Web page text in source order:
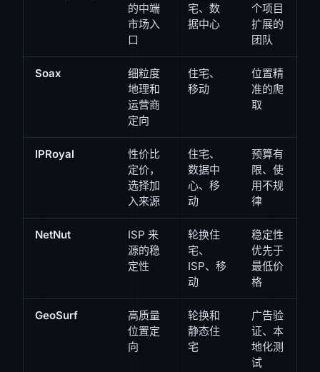
的中端
市场入
口
宅、数
据中心
个项目
扩展的
团队
Soax
细粒度
地理和
运营商
定向
住宅、
移动
位置精
准的爬
取
IPRoyal
性价比
定价，
选择加
入来源
住宅、
数据中
心、移
动
预算有
限、使
用不规
律
NetNut
ISP 来
源的稳
定性
轮换住
宅、
ISP、移
动
稳定性
优先于
最低价
格
GeoSurf
高质量
位置定
向
轮换和
静态住
宅
广告验
证、本
地化测
试